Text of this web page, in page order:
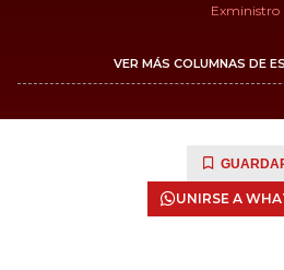
Exministro
VER MÁS COLUMNAS DE
UNIRSE A